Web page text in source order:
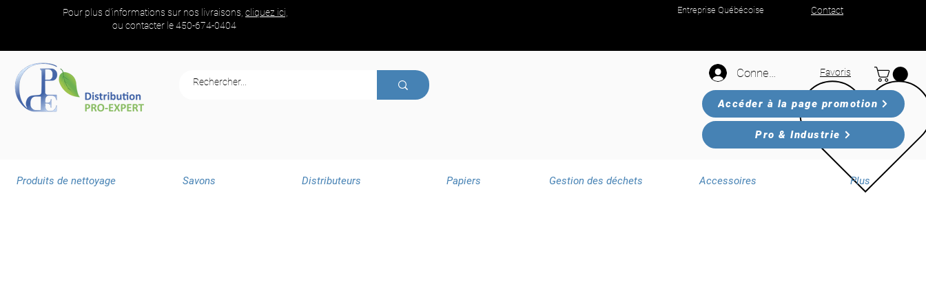
Pour plus d'informations sur nos livraisons, cliquez ici,
ou contacter le450-674-0404
Entreprise Québécoise Contact
Connexion Favoris
Accéder à la page promotion
Pro & Industrie
Produits de nettoyage Savons Distributeurs Papiers Gestion des déchets Accessoires Plus